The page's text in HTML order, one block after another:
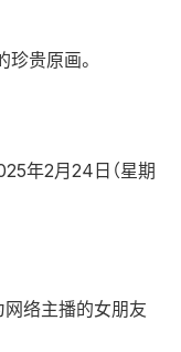
贵原画。
年2月24日（星期
络主播的女朋友